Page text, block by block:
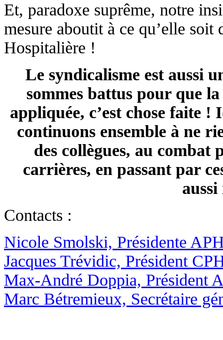
Et, paradoxe suprême, notre
mesure aboutit à ce qu’elle
Hospitalière !
Le syndicalisme est aussi
sommes battus pour que
appliquée, c’est chose faite !
continuons ensemble à ne
des collègues, au
carrières, en passant par
Contacts :
Nicole Smolski, Présidente
Jacques Trévidic, Président
Max-André Doppia, Président
Marc Bétremieux, Secrétaire